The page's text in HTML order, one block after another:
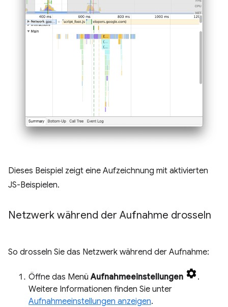
Dieses Beispiel zeigt eine Aufzeichnung mit aktivierten
JS-Beispielen.
Netzwerk während der Aufnahme drosseln
So drosseln Sie das Netzwerk während der Aufnahme:
Öffne das MenüAufnahmeeinstellungen
.
Weitere Informationen finden Sie unter
Aufnahmeeinstellungen anzeigen.